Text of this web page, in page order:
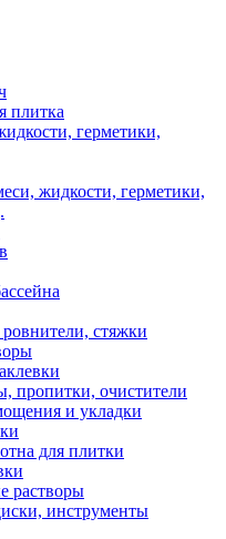
плитка
герметики,
жидкости, герметики,
стяжки
пропитки, очистители
и укладки
для плитки
растворы
инструменты